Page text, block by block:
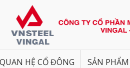
QUAN HỆ CỔ ĐÔNG SẢN PHẨM